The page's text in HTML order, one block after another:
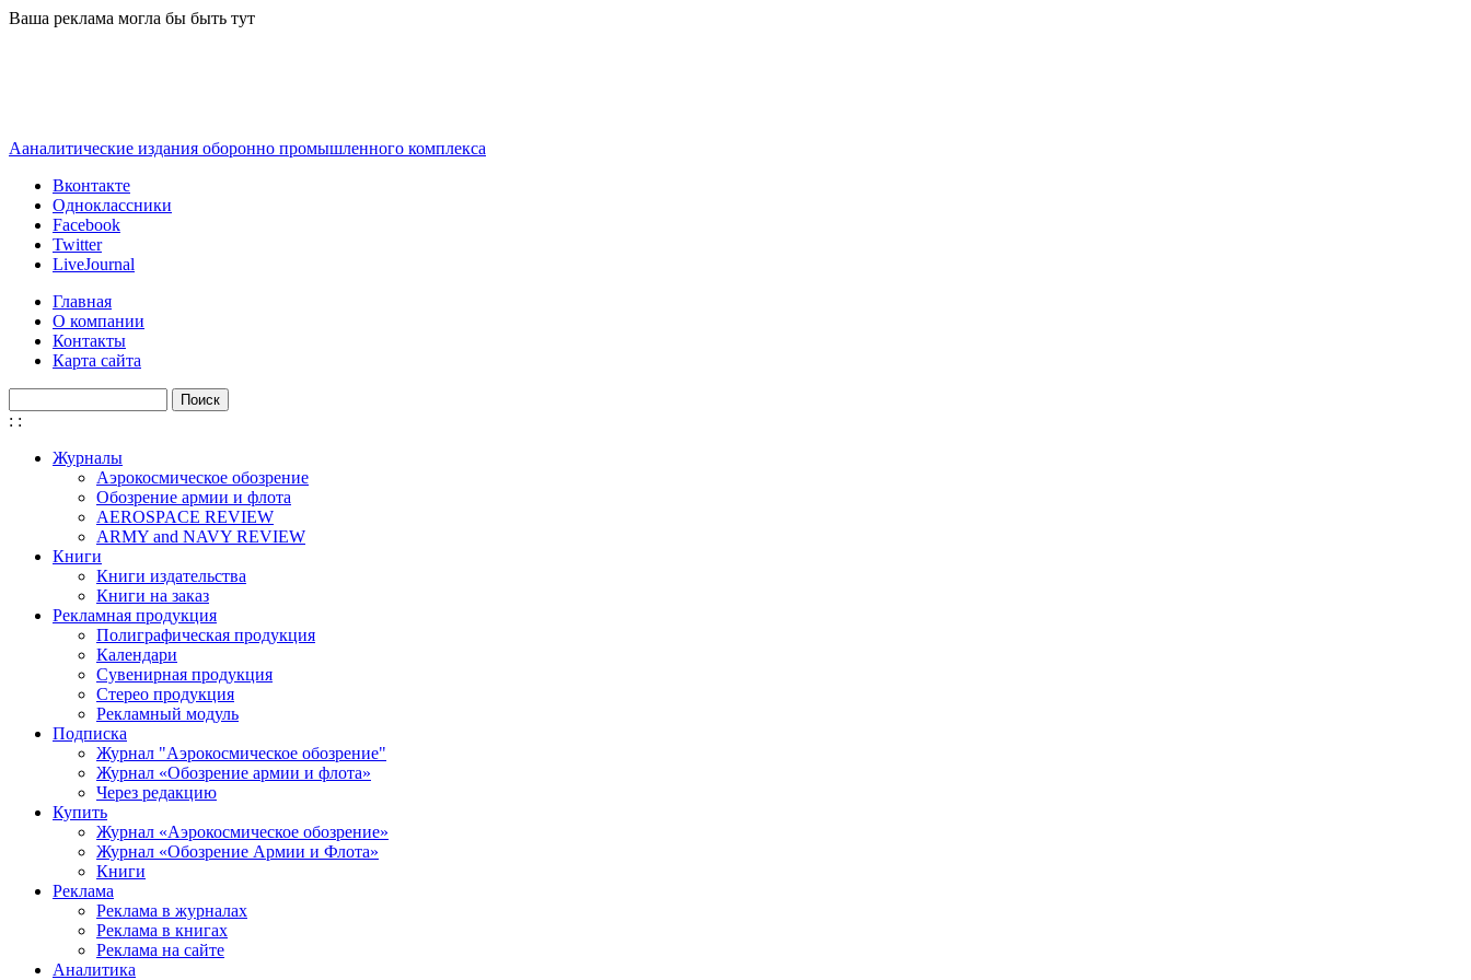
Перейти к основному содержанию
Ваша реклама могла бы быть тут
Ааналитические издания оборонно промышленного комплекса
Вконтакте
Одноклассники
Facebook
Twitter
LiveJournal
Главная
О компании
Контакты
Карта сайта
Форма поиска
: :
Журналы
Аэрокосмическое обозрение
Обозрение армии и флота
AEROSPACE REVIEW
ARMY and NAVY REVIEW
Книги
Книги издательства
Книги на заказ
Рекламная продукция
Полиграфическая продукция
Календари
Сувенирная продукция
Стерео продукция
Рекламный модуль
Подписка
Журнал "Аэрокосмическое обозрение"
Журнал «Обозрение армии и флота»
Через редакцию
Купить
Журнал «Аэрокосмическое обозрение»
Журнал «Обозрение Армии и Флота»
Книги
Реклама
Реклама в журналах
Реклама в книгах
Реклама на сайте
Аналитика